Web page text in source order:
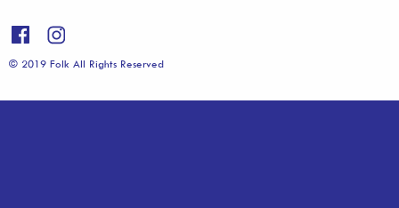
© 2019 Folk All Rights Reserved